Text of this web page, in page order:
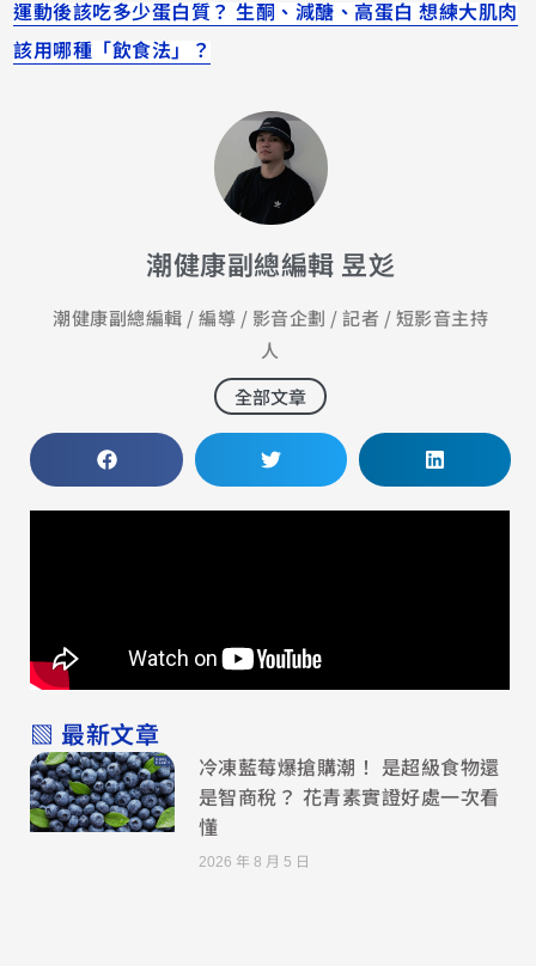
運動後該吃多少蛋白質？ 生酮、減醣、高蛋白 想練大肌肉
該用哪種「飲食法」？
潮健康副總編輯 昱彣
潮健康副總編輯 / 編導 / 影音企劃 / 記者 / 短影音主持
人
全部文章
▧ 最新文章
冷凍藍莓爆搶購潮！ 是超級食物還
是智商稅？ 花青素實證好處一次看
懂
2026 年 8 月 5 日